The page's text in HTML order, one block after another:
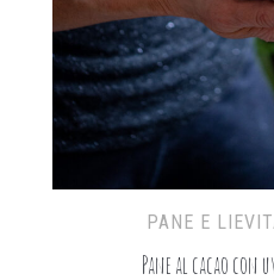
PANE E
Pane al cacao con